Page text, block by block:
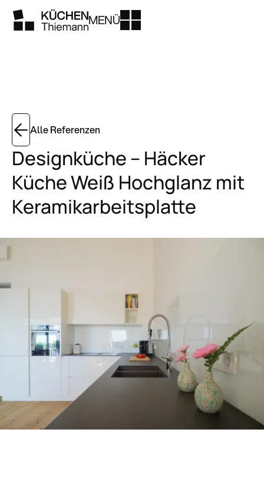
MENÜ
Alle Referenzen
Designküche – Häcker
Küche Weiß Hochglanz mit
Keramikarbeitsplatte